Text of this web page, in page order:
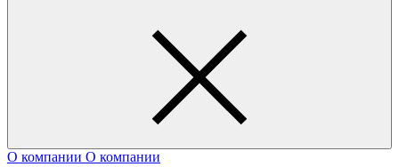
О компании О компании